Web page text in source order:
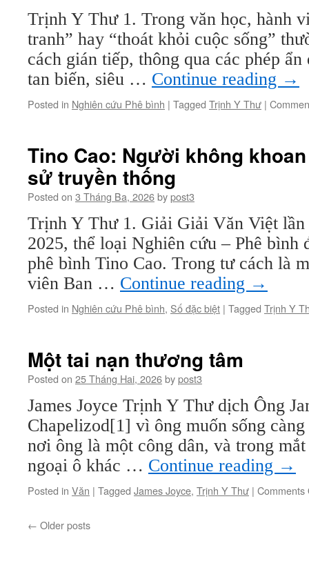
Trịnh Y Thư 1. Trong văn học, hành
tranh” hay “thoát khỏi cuộc sống”
cách gián tiếp, thông qua các phép
tan biến, siêu … Continue reading →
Posted in Nghiên cứu Phê bình | Tagged Trịnh Y Thư |
Tino Cao: Người không
sử truyền thống
Posted on 3 Tháng Ba, 2026bypost3
Trịnh Y Thư 1. Giải Giải Văn Việt
2025, thể loại Nghiên cứu – Phê bình
phê bình Tino Cao. Trong tư cách là
viên Ban … Continue reading →
Posted in Nghiên cứu Phê bình, Số đặc biệt | Tagged Trịnh Y
Một tai nạn thương tâm
Posted on 25 Tháng Hai, 2026bypost3
James Joyce Trịnh Y Thư dịch Ông
Chapelizod[1] vì ông muốn sống
nơi ông là một công dân, và trong
ngoại ô khác … Continue reading →
Posted in Văn | Tagged James Joyce, Trịnh Y Thư | Comments
← Older posts